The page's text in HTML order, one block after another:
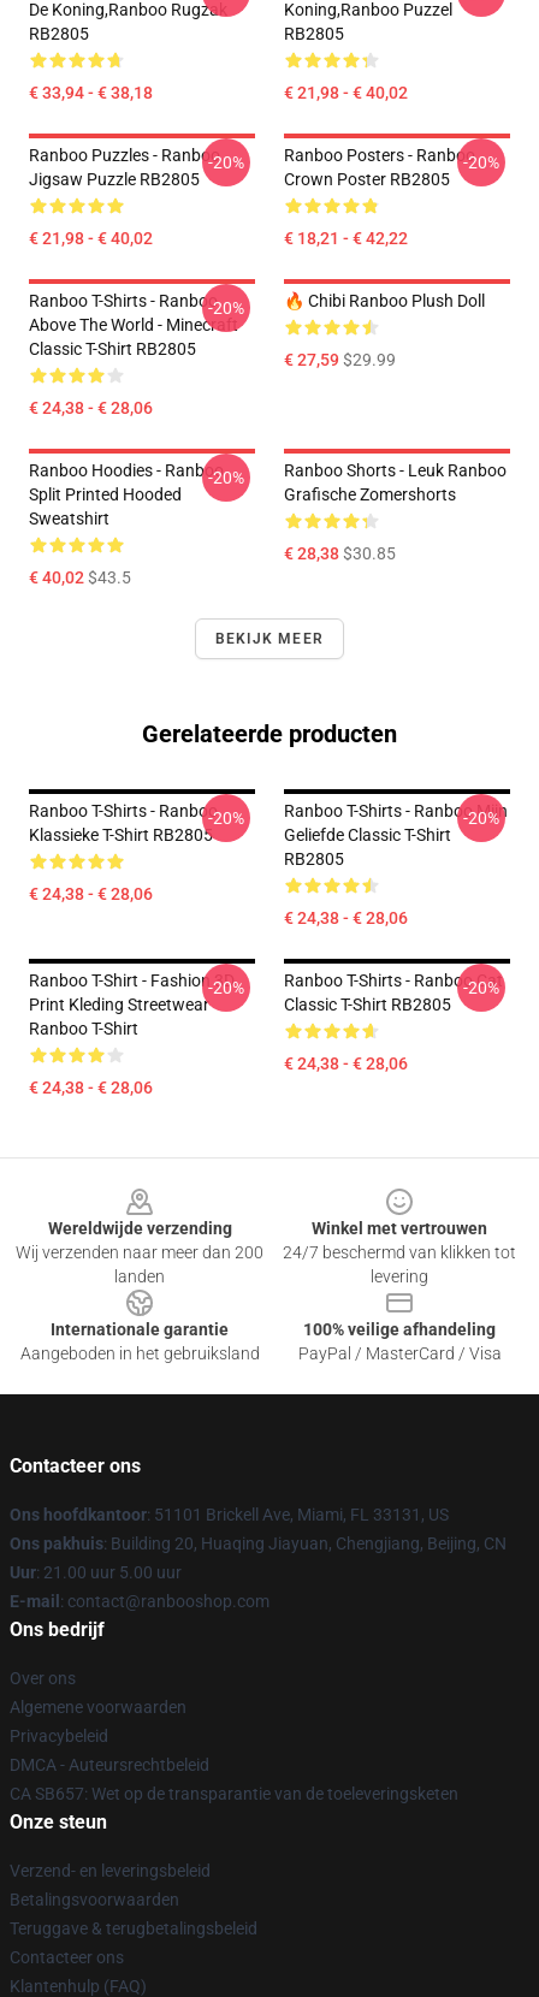
De Koning,Ranboo Rugzak
RB2805
€ 33,94 - € 38,18
Koning,Ranboo Puzzel
RB2805
€ 21,98 - € 40,02
Ranboo Puzzles - Ranboo
Jigsaw Puzzle RB2805
€ 21,98 - € 40,02
-20%
Ranboo Posters - Ranboo
Crown Poster RB2805
€ 18,21 - € 42,22
-20%
Ranboo T-Shirts - Ranboo
Above The World - Minecraft
Classic T-Shirt RB2805
€ 24,38 - € 28,06
-20% 🔥 Chibi Ranboo Plush Doll
€ 27,59$29.99
Ranboo Hoodies - Ranboo
Split Printed Hooded
Sweatshirt
€ 40,02$43.5
-20%
Ranboo Shorts - Leuk Ranboo
Grafische Zomershorts
€ 28,38$30.85
BEKIJK MEER
Gerelateerde producten
Ranboo T-Shirts - Ranboo
Klassieke T-Shirt RB2805
€ 24,38 - € 28,06
-20%
Ranboo T-Shirts - Ranboo Mijn
Geliefde Classic T-Shirt
RB2805
€ 24,38 - € 28,06
-20%
Ranboo T-Shirt - Fashion 3D
Print Kleding Streetwear
Ranboo T-Shirt
€ 24,38 - € 28,06
-20%
Ranboo T-Shirts - Ranboo Cat
Classic T-Shirt RB2805
€ 24,38 - € 28,06
-20%
Wereldwijde verzending
Wij verzenden naar meer dan 200
landen
Winkel met vertrouwen
24/7 beschermd van klikken tot
levering
Internationale garantie
Aangeboden in het gebruiksland
100% veilige afhandeling
PayPal / MasterCard / Visa
Contacteer ons
Ons hoofdkantoor: 51101 Brickell Ave, Miami, FL 33131, US
Ons pakhuis: Building 20, Huaqing Jiayuan, Chengjiang, Beijing, CN
Uur: 21.00 uur 5.00 uur
E-mail : contact@ranbooshop.com
Ons bedrijf
Over ons
Algemene voorwaarden
Privacybeleid
DMCA - Auteursrechtbeleid
CA SB657: Wet op de transparantie van de toeleveringsketen
Onze steun
Verzend- en leveringsbeleid
Betalingsvoorwaarden
Teruggave & terugbetalingsbeleid
Contacteer ons
Klantenhulp (FAQ)